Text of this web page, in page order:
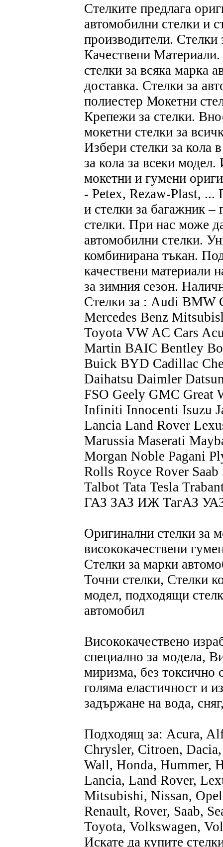
Стелките предлага
автомобилни стелки и
производители.
Качествени
стелки за всяка марка
доставка. Стелки за
полиестер Мокетни
Крепежи за стелки.
мокетни стелки за
Избери стелки за кола
за кола за всеки
мокетни и гумени
- Petex, Rezaw-Plast, ...
и стелки за багажник
стелки. При нас може
автомобилни стелки.
комбинирана тъкан.
качествени материали
за зимния сезон.
Стелки за : Audi BMW
Mercedes Benz
Toyota VW AC Cars
Martin BAIC Bentley
Buick BYD Cadillac
Daihatsu Daimler
FSO Geely GMC Great
Infiniti Innocenti Isuzu
Lancia Land Rover
Marussia Maserati
Morgan Noble Pagani
Rolls Royce Rover
Talbot Tata Tesla
ГАЗ ЗАЗ ИЖ ТагАЗ
Оригинални стелки за
висококачествени
Стелки за марки
Точни стелки, Стелки
модел, подходящи
автомобил
Висококачествено
специално за модела,
миризма, без токсично
голяма еластичност и
задържане на вода,
Подходящ за: Acura,
Chrysler, Citroen,
Wall, Honda, Hummer,
Lancia, Land Rover,
Mitsubishi, Nissan,
Renault, Rover, Saab,
Toyota, Volkswagen,
Искате да купите